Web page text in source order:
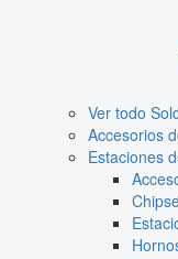
Ver todo
Accesorios
Estaciones